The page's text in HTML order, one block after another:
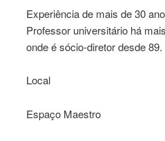
Experiência de mais de 30
Professor universitário há
onde é sócio-diretor desde 89.
Local
Espaço Maestro